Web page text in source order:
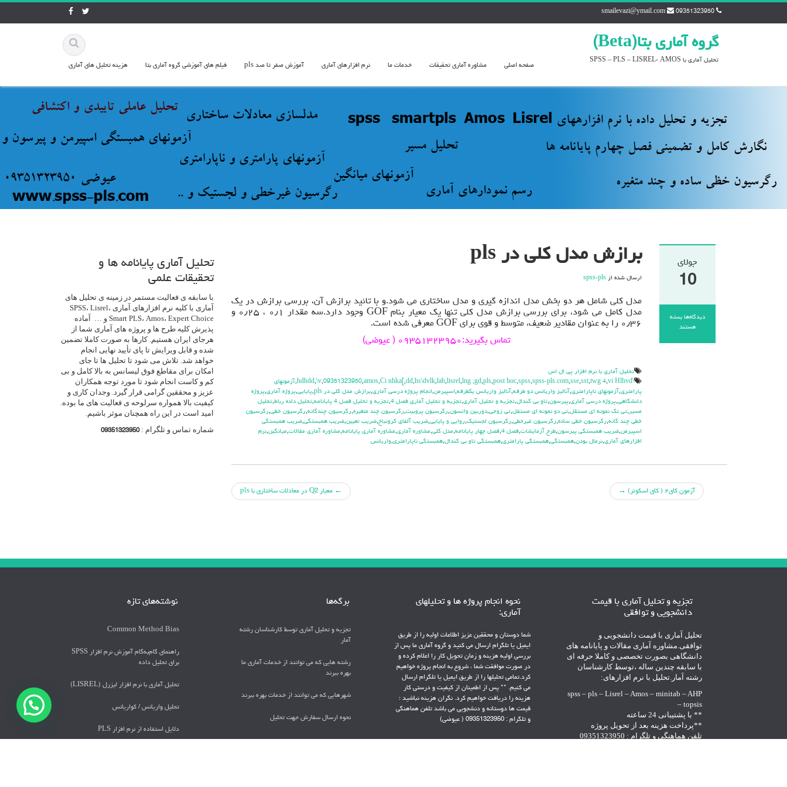
smailevazi@ymail.com
گروه آماري بتا(Beta)
تحليل آماري با SPSS – PLS – LISREL- AMOS
صفحه اصلی مشاوره آماري تحقيقات خدمات ما نرم افزارهای آماری آموزش صفر تا صد pls فيلم هاي آموزشي گروه آماري بتا هزينه تحليل هاي آماري
جولای
10
دیدگاه‌ها
برای
بسته
هستند
برازش مدل کلی در pls
ارسال شده ازspss-pls
مدل کلی شامل هر دو بخش مدل اندازه گیری و مدل ساختاری می شود.و با تائید برازش آن، بررسی برازش در یک
مدل کامل می شود، برای بررسی برازش مدل کلی تنها یک معیار بنام GOF وجود دارد.سه مقدار ۰٫۱ ، ۰٫۲۵ و
۰٫۳۶ را به عنوان مقادیر ضعیف، متوسط و قوی برای GOF معرفی شده است.
تماس بگیرید:۰۹۳۵۱۳۲۳۹۵۰ ( عیوضی)
تحليل آماري با نرم افزار پي ال اس
\hdhdd
,\v,09351323950,amos,Ci nhka[ ,dd,hs\dvlk,lah,lisrel,lng ;gd,pls,post hoc,spss,spss-pls.com,sse,sst,twg 4,vi Hlhvd
,آزمونهاي
پارامتري,آزمونهاي ناپارامتري,آناليز واريانس دو طرفه,آناليز واريانس يکطرفه,اسپيرمن,انجام پروژه درسي آماري,برازش مدل کلی در pls ,پايايي,پروژه آماري,پروژه
دانشگاهي,پروژه درسي آماري,پيرسون,تاو بي کندال,تجزيه و تحليل آماري,تجزيه و تحليل آماري فصل 4 ,تجزيه و تحليل فصل 4 پايانامه ,تحليل داده رباط,تحليل
مسير ,تي تک نمونه اي مستقل,تي دو نمونه اي مستقل,تي زوجي,دوربين واتسون,رگرسيون پروبيت,رگرسيون چند متغيره,رگرسيون چندگانه,رگرسيون خطي,رگرسيون
خطي چند گانه,رگرسيون خطي ساده,رگرسيون غيرخطي,رگرسيون لجستيک,روايي و پايايي,ضريب آلفاي کرونباخ,ضريب تعيين,ضريب همبستگي,ضريب همبستگي
اسپيرمن,ضريب همبستگي پيرسون,طرح آزمايشات,فصل 4 ,فصل چهار پايانامه,مدل کلی,مشاوره آماري,مشاوره آماري پايانامه,مشاوره آماري مقالات,ميانگين,نرم
افزارهاي آماري,نرمال بودن,همبستگي,همبستگي پارامتري,همبستگي تاو بي کندال,همبستگي ناپارامتري,واريانس
جهت
ها
← معیار Q2 در معادلات ساختاری با pls آزمون کای۲ ( کای اسکوئر) →
تحلیل آماری پایانامه ها و
تحقیقات علمی
با سابقه ی فعالیت مستمر در زمینه ی تحلیل های
آماری با کلیه نرم افزارهای آماری SPSS، Lisrel،
Smart PLS، Amos، Expert Choice و … آماده
پذیرش کلیه طرح ها و پروژه های آماری شما از
هرجای ایران هستیم. کارها به صورت کاملا تضمین
شده و قابل ویرایش تا پای تأیید نهایی انجام
خواهد شد. تلاش می شود تا تحلیل ها تا جای
امکان برای مقاطع فوق لیسانس به بالا کامل و بی
کم و کاست انجام شود تا مورد توجه همکاران
عزیز و محققین گرامی قرار گیرد. وجدان کاری و
کیفیت بالا همواره سرلوحه ی فعالیت های ما بوده.
امید است در این راه همچنان موثر باشیم.
شماره تماس و تلگرام :09351323950
نوشته‌های تازه
Common Method Bias
راهنمای گام‌به‌گام آموزش نرم افزار SPSS
برای تحلیل داده
تحلیل آماری با نرم افزار لیزرل (LISREL)
تحليل واريانس / كواريانس
دلايل استفاده از نرم افزار PLS
برگه‌ها
تجزیه و تحلیل آماری توسط کارشناسان رشته
آمار
رشته هایی که می توانند از خدمات آماری ما
بهره ببرند
شهرهایی که می توانند از خدمات بهره ببرند
نحوه ارسال سفارش جهت تحلیل
نحوه انجام پروژه ها و تحلیلهای
آماری:
شما دوستان و محققین عزیز اطلاعات اولیه را از طریق
ایمیل یا تلگرام ارسال می کنید و گروه آماری ما پس از
بررسی اولیه هزینه و زمان تحویل کار را اعلام کرده و
در صورت موافقت شما ، شروع به انجام پروژه خواهیم
کرد.تمامی تحلیلها را از طریق ایمیل یا تلگرام ارسال
می کنیم. ** پس از اطمینان از کیفیت و درستی کار
هزینه را دریافت خواهیم کرد. نگران هزینه نباشید ؛
قیمت ها دوستانه و دنشجویی می باشد تلفن هماهنگی
و تلگرام : 09351323950 ( عیوضی)
تجزیه و تحلیل آماری با قیمت
دانشجویی و توافقی
تحلیل آماری با قیمت دانشجویی و
توافقی.مشاوره آماری مقالات و پایانامه های
دانشگاهی بصورت تخصصی و کاملا حرفه ای
با سابقه چندین ساله ،توسط کارشناسان
رشته آمار.تحلیل با نرم افزارهای:
spss – pls – Lisrel – Amos – minitab – AHP
– topsis
** با پشتیبانی 24 ساعته
**پرداخت هزینه بعد از تحویل پروژه
تلفن هماهنگی و تلگرام : 09351323950